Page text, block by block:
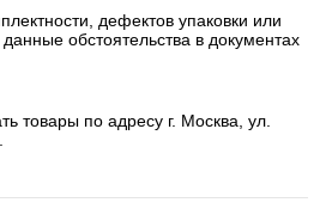
дефектов упаковки или
данные обстоятельства в документах
товары по адресу г. Москва, ул.